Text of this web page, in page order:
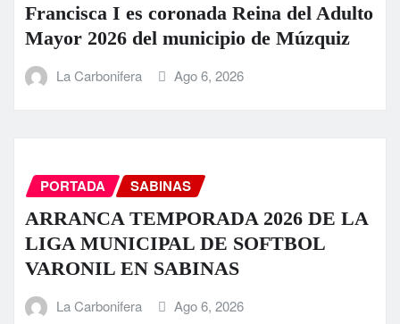
Francisca I es coronada Reina del Adulto
Mayor 2026 del municipio de Múzquiz
La Carbonifera Ago 6, 2026
PORTADA SABINAS
ARRANCA TEMPORADA 2026 DE LA
LIGA MUNICIPAL DE SOFTBOL
VARONIL EN SABINAS
La Carbonifera Ago 6, 2026